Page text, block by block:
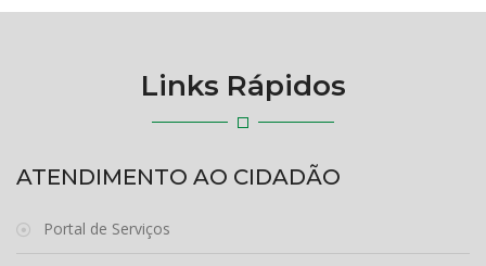
Links Rápidos
ATENDIMENTO AO CIDADÃO
Portal de Serviços